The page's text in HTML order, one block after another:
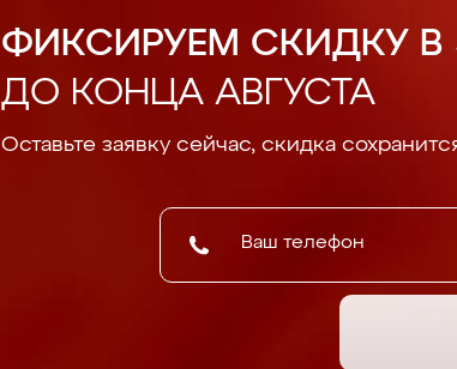
ФИКСИРУЕМ СКИДКУ В
ДО КОНЦА АВГУСТА
Оставьте заявку сейчас, скидка